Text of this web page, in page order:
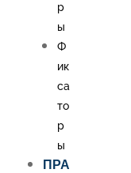
р
ы
Ф
ик
са
то
р
ы
ПРА